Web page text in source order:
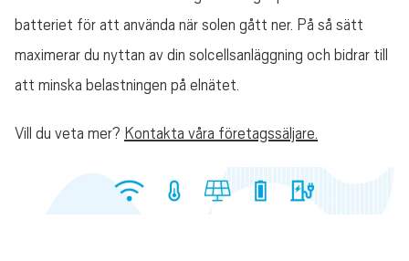
batteriet för att använda när solen gått ner. På så sätt
maximerar du nyttan av din solcellsanläggning och bidrar till
att minska belastningen på elnätet.
Vill du veta mer? Kontakta våra företagssäljare.